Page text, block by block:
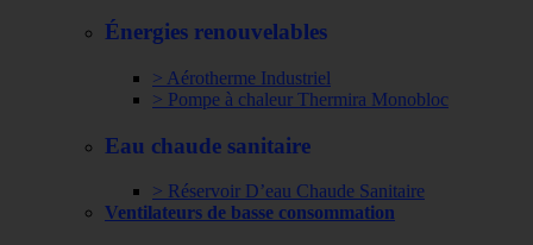
Énergies renouvelables
> Aérotherme Industriel
> Pompe à chaleur Thermira Monobloc
Eau chaude sanitaire
> Réservoir D’eau Chaude Sanitaire
Ventilateurs de basse consommation